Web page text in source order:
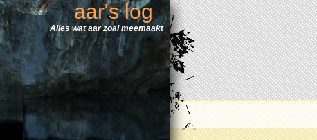
aar's log
Alles wat aar zoal meemaakt